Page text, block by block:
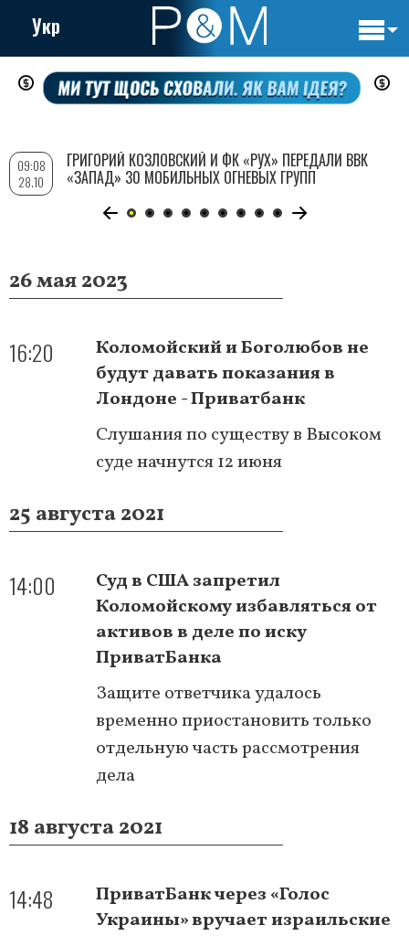
Перейти
содержанию
Укр
26 мая 2023
16:20
Коломойский и Боголюбов не
будут давать показания в
Лондоне - Приватбанк
Слушания по существу в Высоком
суде начнутся 12 июня
25 августа 2021
14:00
Суд в США запретил
Коломойскому избавляться от
активов в деле по иску
ПриватБанка
Защите ответчика удалось
временно приостановить только
отдельную часть рассмотрения
дела
18 августа 2021
14:48
ПриватБанк через «Голос
Украины» вручает израильские
09:08
28.10
ГРИГОРИЙ КОЗЛОВСКИЙ И ФК «РУХ» ПЕРЕДАЛИ ВВК
«ЗАПАД» 30 МОБИЛЬНЫХ ОГНЕВЫХ ГРУПП